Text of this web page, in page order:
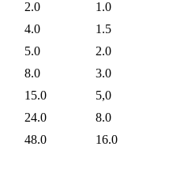
2.0
1.0
4.0
1.5
5.0
2.0
8.0
3.0
15.0
5,0
24.0
8.0
48.0 16.0